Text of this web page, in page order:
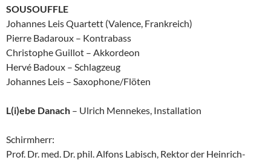
SOUSOUFFLE
Johannes Leis Quartett (Valence, Frankreich)
Pierre Badaroux – Kontrabass
Christophe Guillot – Akkordeon
Hervé Badoux – Schlagzeug
Johannes Leis – Saxophone/Flöten
L(i)ebe Danach – Ulrich Mennekes, Installation
Schirmherr:
Prof. Dr. med. Dr. phil. Alfons Labisch, Rektor der Heinrich-